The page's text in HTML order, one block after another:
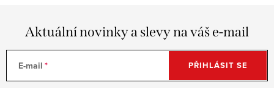
Aktuální novinky a slevy na váš e-mail
E-mail PŘIHLÁSIT SE